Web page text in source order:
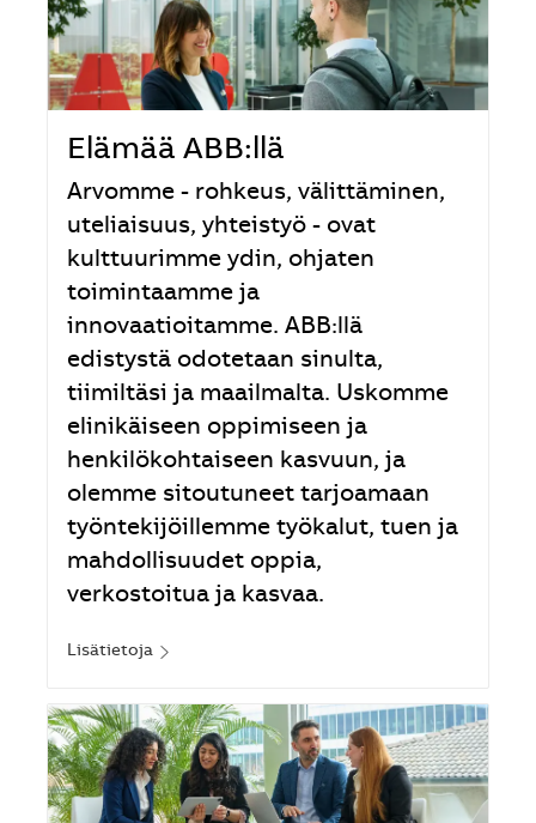
Elämää ABB:llä
Arvomme - rohkeus, välittäminen,
uteliaisuus, yhteistyö - ovat
kulttuurimme ydin, ohjaten
toimintaamme ja
innovaatioitamme. ABB:llä
edistystä odotetaan sinulta,
tiimiltäsi ja maailmalta. Uskomme
elinikäiseen oppimiseen ja
henkilökohtaiseen kasvuun, ja
olemme sitoutuneet tarjoamaan
työntekijöillemme työkalut, tuen ja
mahdollisuudet oppia,
verkostoitua ja kasvaa.
Lisätietoja